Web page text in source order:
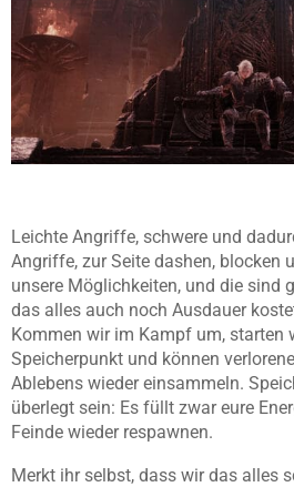
Leichte Angriffe, schwere und
Angriffe, zur Seite dashen, blocken
unsere Möglichkeiten, und die sind
das alles auch noch Ausdauer
Kommen wir im Kampf um, starten
Speicherpunkt und können
Ablebens wieder einsammeln.
überlegt sein: Es füllt zwar eure
Feinde wieder respawnen.
Merkt ihr selbst, dass wir das alles